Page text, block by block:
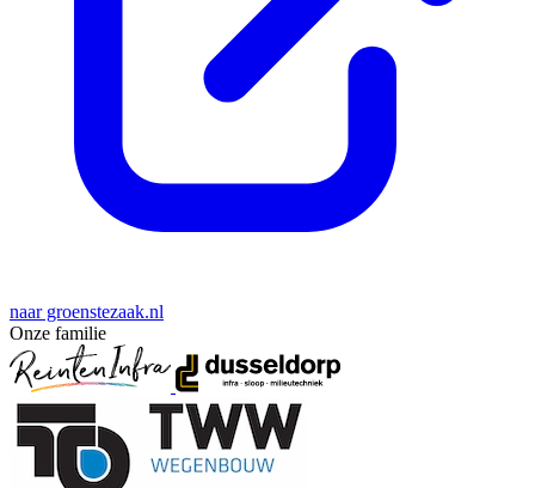
naar groenstezaak.nl
Onze familie